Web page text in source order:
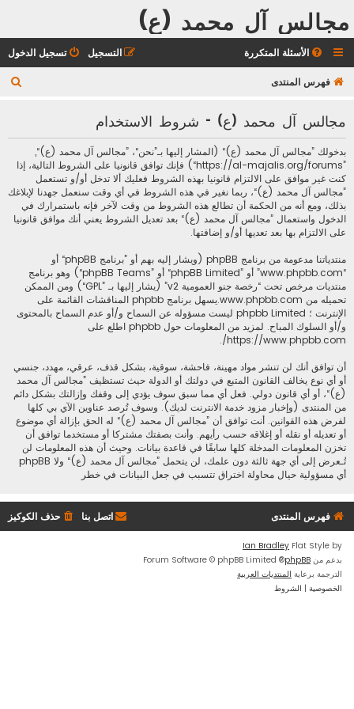
مجالس آل محمد (ع)
الأسئلة المتكررة تسجيل الدخول التسجيل
فهرس المنتدى
مجالس آل محمد (ع) - شروط الاستخدام
بدخولك ”مجالس آل محمد (ع)“ (المشار إليها بـ”نحن“، ”مجالس آل محمد (ع)“,
”https://al-majalis.org/forums“) فإنك توافق قانونيا على الشروط التالية، إذا
كنت غير موافق على الالتزام قانونيا بهذه الشروط فعليك ألا تدخل أو/و تستعمل
”مجالس آل محمد (ع)“، ربما نغير في هذه الشروط في أي وقت سنعمل جهدنا لإبلاغك
بذلك، ومع أنه من الحكمة أن تطالع هذه الشروط من وقت لآخر فإنه باستمرارك في
الدخول واستعمال ”مجالس آل محمد (ع)“ بعد تعديل الشروط يعني أنك موافق قانونيا
على الالتزام بها بعد تعديها أو/و إضافتها.
منتدياتنا مدعومة من برنامج phpBB (ويشار إليه بهم أو ”برنامج phpBB“ أو
“www.phpbb.com” أو ”phpBB Limited“ أو ”phpBB Teams“) وهو برنامج
منتديات مرخص تحت “رخصة جنو العمومية v2
” (يشار إليها بـ ”GPL“) ومن الممكن
تحميله من www.phpbb.com
.يسهل برنامج phpbb المناقشات القائمة على
الإنترنت ؛ phpbb Limited ليست مسؤوله عن السماح و/أو عدم السماح بالمحتوى
و/أو السلوك المباح. لمزيد من المعلومات حول phpbb اطلع على
https://www.phpbb.com/
.
أن توافق أنك لن تنشر مواد مهينة، فاحشة، سوقية، بشكل قذف، عرقي، مهدد، جنسي
أو أي نوع يخالف القانون المتبع في دولتك أو الدولة حيث تستظيف ”مجالس آل محمد
(ع)“، أو أي قانون دولي. فعل أي مما سبق سوف يؤدي إلى وقفك وإزالتك بشكل دائم
من المنتدى (وإخبار مزود خدمة الانترنت لديك). وسوف تُرصد عناوين الآي بي كلها
لفرض هذه القوانين. أنت توافق أن ”مجالس آل محمد (ع)“ له الحق بإزالة أي موضوع
أو تعديله أو نقله أو إغلاقه حسب رأيهم. وأنت بصفتك مشتركا أو مستخدما توافق أن
تخزن المعلومات المدخلة كلها سابقًا في قاعدة بيانات. وحيث أن هذه المعلومات لن
تُـعرض إلى أي جهة ثالثة دون علمك، لن يتحمل ”مجالس آل محمد (ع)“ ولا phpBB
أي مسؤولية حيال محاولة اختراق تتسبب في جعل البيانات في خطر
فهرس المنتدى حذف الكوكيز اتصل بنا
Flat Style by
Ian Bradley
بدعم من phpBB
® Forum Software © phpBB Limited
الترجمة برعاية المنتديات العربية
الخصوصية | الشروط